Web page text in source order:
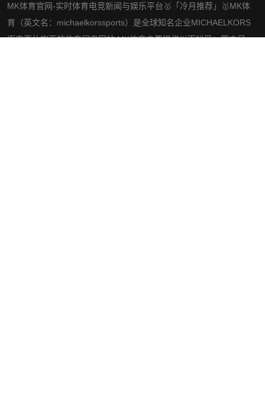
MK体育官网-实时体育电竞新闻与娱乐平台🥇「冷月推荐」🥇MK体
育（英文名：michaelkorssports）是全球知名企业MICHAELKORS
迈克高仕旗下的体育门户网站,MK体育主要提供以下栏目：国内足